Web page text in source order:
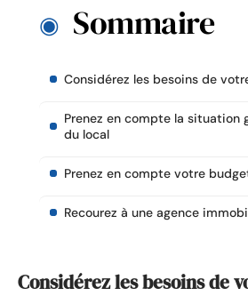
Sommaire
Considérez les besoins de
Prenez en compte la situation
du local
Prenez en compte votre
Recourez à une agence
Considérez les besoins de